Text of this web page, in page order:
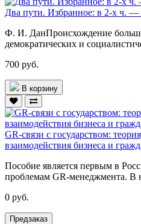
Два пути. Избранное: в 2-х ч. —
Ф. И. ДанПроисхождение
демократических и
700 руб.
В корзину
GR-связи с государством:
взаимодействия бизнеса и
Пособие является первым в
проблемам GR-менеджмента. В
0 руб.
Предзаказ